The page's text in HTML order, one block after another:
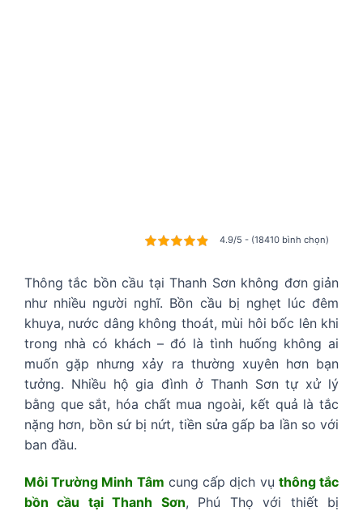
4.9/5 - (18410 bình chọn)
Thông tắc bồn cầu tại Thanh Sơn không đơn giản
như nhiều người nghĩ. Bồn cầu bị nghẹt lúc đêm
khuya, nước dâng không thoát, mùi hôi bốc lên khi
trong nhà có khách – đó là tình huống không ai
muốn gặp nhưng xảy ra thường xuyên hơn bạn
tưởng. Nhiều hộ gia đình ở Thanh Sơn tự xử lý
bằng que sắt, hóa chất mua ngoài, kết quả là tắc
nặng hơn, bồn sứ bị nứt, tiền sửa gấp ba lần so với
ban đầu.
Môi Trường Minh Tâm cung cấp dịch vụ thông tắc
bồn cầu tại Thanh Sơn, Phú Thọ với thiết bị